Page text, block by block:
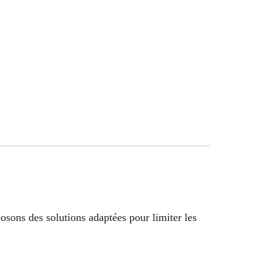
des solutions adaptées pour limiter les